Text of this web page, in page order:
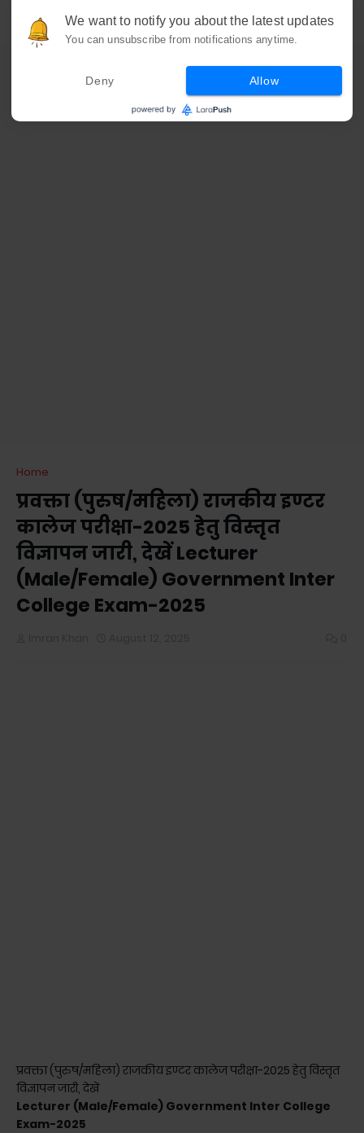
Home
प्रवक्ता (पुरुष/महिला) राजकीय इण्टर
कालेज परीक्षा-2025 हेतु विस्तृत
विज्ञापन जारी, देखें Lecturer
(Male/Female) Government Inter
College Exam-2025
प्रवक्ता (पुरुष/महिला) राजकीय इण्टर कालेज परीक्षा-2025 हेतु विस्तृत
विज्ञापन जारी, देखें
Lecturer (Male/Female) Government Inter College
Exam-2025
We want to notify you about the latest updates
You can unsubscribe from notifications anytime.
Deny Allow